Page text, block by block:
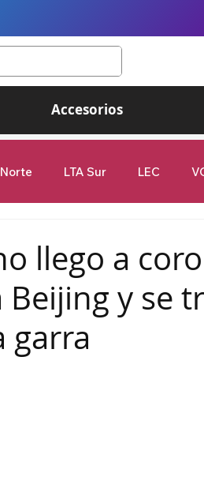
Accesorios
LTA Sur LEC
9Z Globant videojuegos
llego a
y se
garra